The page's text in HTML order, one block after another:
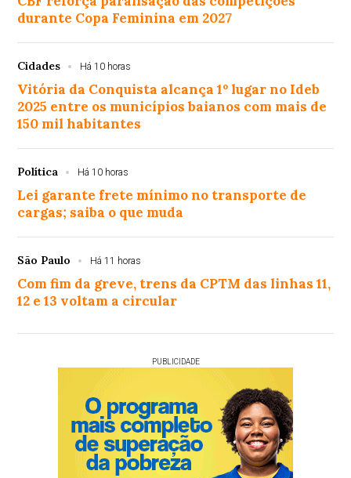
durante Copa Feminina em 2027
Cidades Há 10 horas
Vitória da Conquista alcança 1º lugar no Ideb
2025 entre os municípios baianos com mais de
150 mil habitantes
Política Há 10 horas
Lei garante frete mínimo no transporte de
cargas; saiba o que muda
São Paulo Há 11 horas
Com fim da greve, trens da CPTM das linhas 11,
12 e 13 voltam a circular
PUBLICIDADE